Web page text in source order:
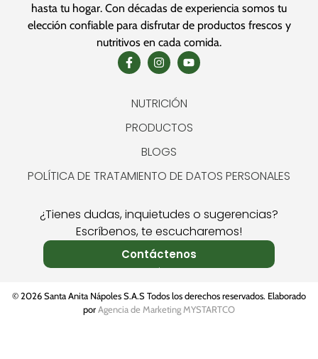
hasta tu hogar. Con décadas de experiencia somos tu
elección confiable para disfrutar de productos frescos y
nutritivos en cada comida.
NUTRICIÓN
PRODUCTOS
BLOGS
POLÍTICA DE TRATAMIENTO DE DATOS PERSONALES
¿Tienes dudas, inquietudes o sugerencias?
Escríbenos, te escucharemos!
Contáctenos
© 2026 Santa Anita Nápoles S.A.S Todos los derechos reservados. Elaborado
porAgencia de Marketing MYSTARTCO